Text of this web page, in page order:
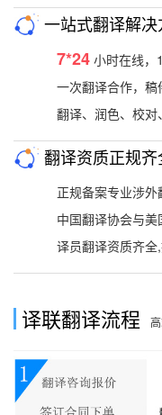
一站式翻译解决
7*24 小时在线，
一次翻译合作，
翻译、润色、校
翻译资质正规齐
正规备案专业涉
中国翻译协会与
译员翻译资质齐
译联翻译流程